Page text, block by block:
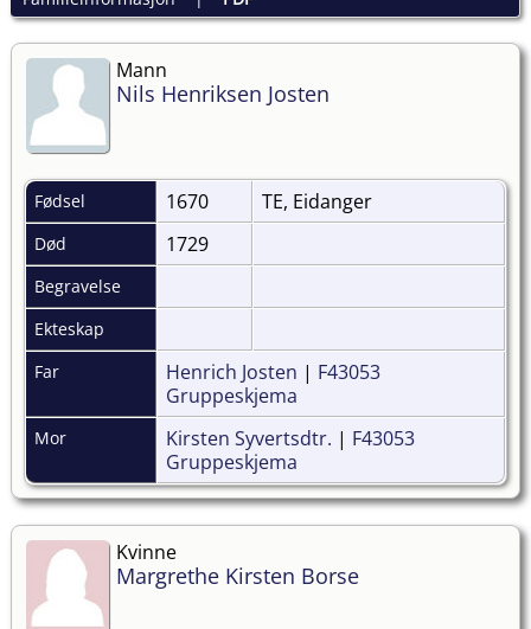
Mann
Nils Henriksen Josten
Fødsel 1670 TE, Eidanger
Død 1729
Begravelse
Ekteskap
Far
Henrich Josten | F43053
Gruppeskjema
Mor Kirsten Syvertsdtr. | F43053
Gruppeskjema
Kvinne
Margrethe Kirsten Borse